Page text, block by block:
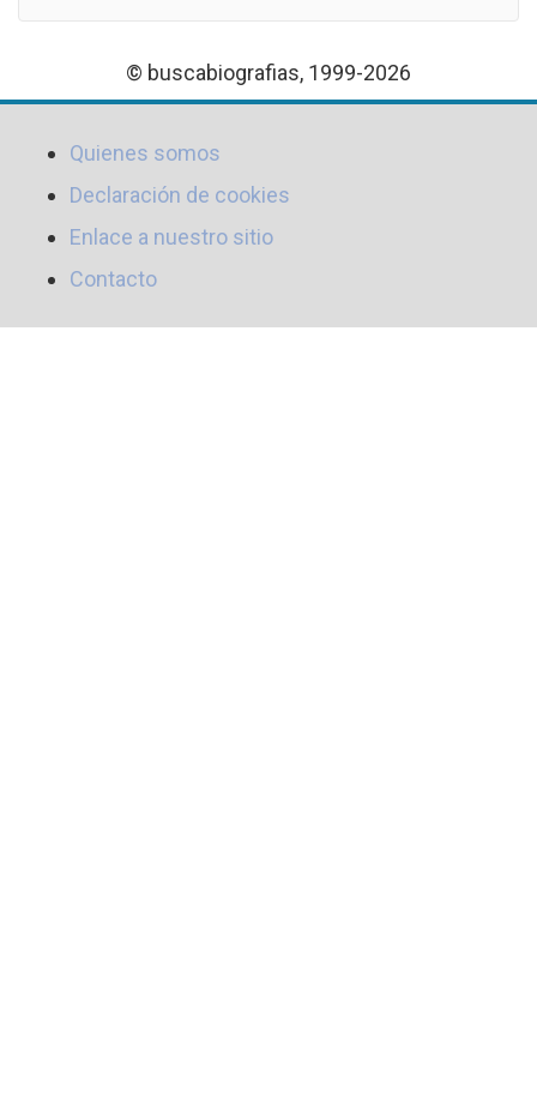
© buscabiografias, 1999-2026
Quienes somos
Declaración de cookies
Enlace a nuestro sitio
Contacto